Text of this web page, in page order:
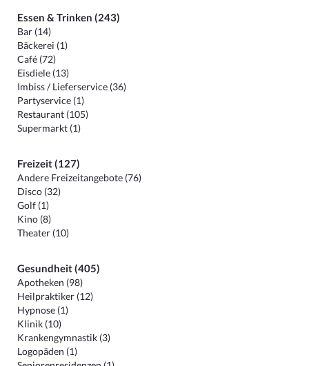
Essen & Trinken (243)
Bar (14)
Bäckerei (1)
Café (72)
Eisdiele (13)
Imbiss / Lieferservice (36)
Partyservice (1)
Restaurant (105)
Supermarkt (1)
Freizeit (127)
Andere Freizeitangebote (76)
Disco (32)
Golf (1)
Kino (8)
Theater (10)
Gesundheit (405)
Apotheken (98)
Heilpraktiker (12)
Hypnose (1)
Klinik (10)
Krankengymnastik (3)
Logopäden (1)